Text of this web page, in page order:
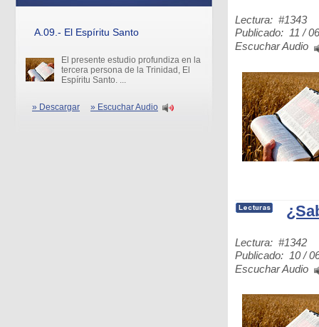
A.09.- El Espíritu Santo
El presente estudio profundiza en la
tercera persona de la Trinidad, El
Espíritu Santo. ...
» Descargar » Escuchar Audio
Lectura: #1343
Publicado: 11 /
Escuchar Audio
Lectura: #1342
Publicado: 10 /
Escuchar Audio